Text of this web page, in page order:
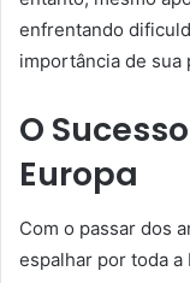
enfrentando
importância de sua
O
Europa
Com o passar dos
espalhar por toda a